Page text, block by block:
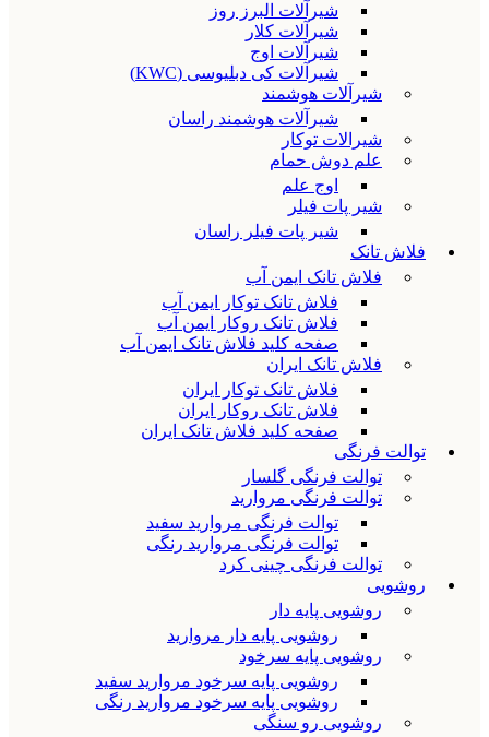
شیرآلات البرز روز
شیرآلات کلار
شیرآلات اوج
شیرآلات کی دبلیوسی (KWC)
شیرآلات هوشمند
شیرآلات هوشمند راسان
شیرالات توکار
علم دوش حمام
اوج علم
شیر پات فیلر
شیر پات فیلر راسان
فلاش تانک
فلاش تانک ایمن آب
فلاش تانک توکار ایمن آب
فلاش تانک روکار ایمن آب
صفحه کلید فلاش تانک ایمن آب
فلاش تانک ایران
فلاش تانک توکار ایران
فلاش تانک روکار ایران
صفحه کلید فلاش تانک ایران
توالت فرنگی
توالت فرنگی گلسار
توالت فرنگی مروارید
توالت فرنگی مروارید سفید
توالت فرنگی مروارید رنگی
توالت فرنگی چینی کرد
روشویی
روشویی پایه دار
روشویی پایه دار مروارید
روشویی پایه سرخود
روشویی پایه سرخود مروارید سفید
روشویی پایه سرخود مروارید رنگی
روشویی رو سنگی